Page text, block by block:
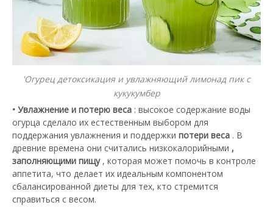
'Огурец детоксикация и увлажняющий лимонад пик с
кукукумбер
• Увлажнение и потерю веса : высокое содержание воды
огурца сделало их естественным выбором для
поддержания увлажнения и поддержки потери веса . В
древние времена они считались низкокалорийными ,
заполняющими пищу , которая может помочь в контроле
аппетита, что делает их идеальным компонентом
сбалансированной диеты для тех, кто стремится
справиться с весом.